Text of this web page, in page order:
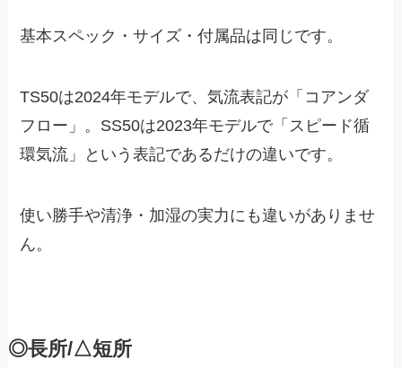
基本スペック・サイズ・付属品は同じです。
TS50は2024年モデルで、気流表記が「コアンダ
フロー」。SS50は2023年モデルで「スピード循
環気流」という表記であるだけの違いです。
使い勝手や清浄・加湿の実力にも違いがありませ
ん。
◎長所/△短所